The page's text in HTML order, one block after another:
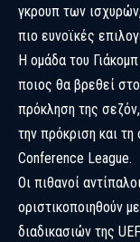
γκρουπ των
πιο ευνοϊκές
Η ομάδα του
ποιος θα βρεθεί
πρόκληση της
την πρόκριση και
Conference League.
Οι πιθανοί
οριστικοποιηθούν
διαδικασιών της